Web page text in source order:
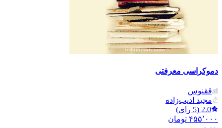
دموکراسی معرفتی
ققنوس
مجید ادیب‌زاده
2.0
(
5 رای)
۴۵۵٬۰۰۰ تومان